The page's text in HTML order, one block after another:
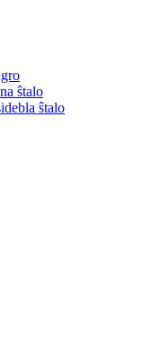
ŝtalo
ŝtalo